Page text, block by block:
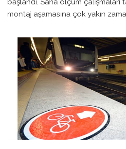
başlandı. Saha ölçüm çalışmaları
montaj aşamasına çok yakın